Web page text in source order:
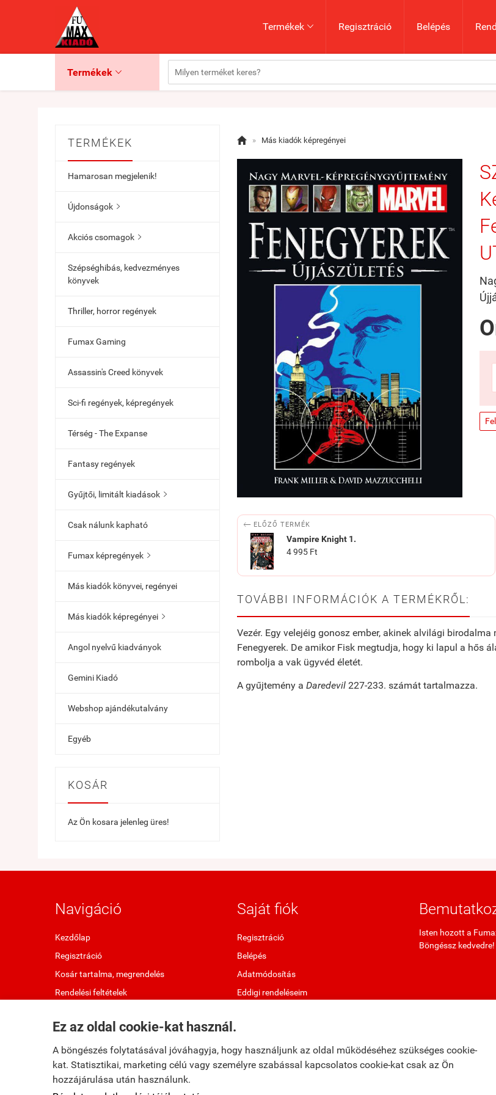
Ez az oldal cookie-kat használ.
A böngészés folytatásával jóváhagyja, hogy használjunk az oldal működéséhez szükséges cookie-
kat. Statisztikai, marketing célú vagy személyre szabással kapcsolatos cookie-kat csak az Ön
hozzájárulása után használunk.
Termékek  Regisztráció Belépés
Termékek 
TERMÉKEK
Hamarosan megjelenik!
Újdonságok 
Akciós csomagok 
Szépséghibás, kedvezményes
könyvek
Thriller, horror regények
Fumax Gaming
Assassin's Creed könyvek
Sci-fi regények, képregények
Térség - The Expanse
Fantasy regények
Gyűjtői, limitált kiadások 
Csak nálunk kapható
Fumax képregények 
Más kiadók könyvei, regényei
Más kiadók képregényei 
Angol nyelvű kiadványok
Gemini Kiadó
Webshop ajándékutalvány
Egyéb
KOSÁR
Az Ön kosara jelenleg üres!
 » Más kiadók képregényei
 ELŐZŐ TERMÉK
Vampire ​Knight 1.
4 995 Ft
TOVÁBBI INFORMÁCIÓK A TERMÉKRŐL:
Vezér. Egy velejéig gonosz ember, akinek alvilági
Fenegyerek. De amikor Fisk megtudja, hogy ki lapul a hős
rombolja a vak ügyvéd életét.
A gyűjtemény a Daredevil 227-233. számát tartalmazza.
Navigáció
Kezdőlap
Regisztráció
Kosár tartalma, megrendelés
Rendelési feltételek
Elállok a szerződéstől
Saját fiók
Regisztráció
Belépés
Adatmódosítás
Eddigi rendeléseim
Isten hozott a
Böngéssz kedvedre!